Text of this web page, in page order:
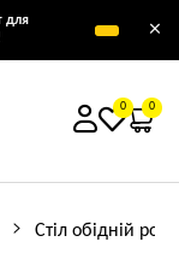
для
×
0 0
Стіл обідній